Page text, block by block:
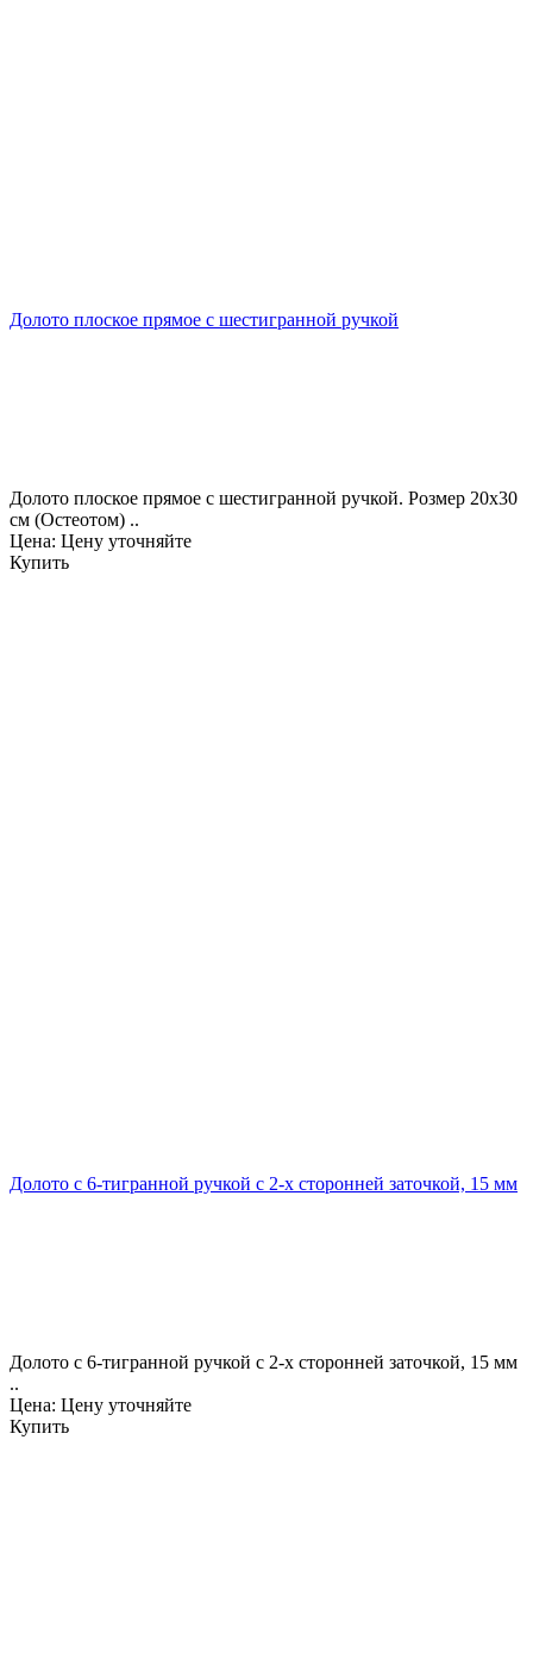
Долото плоское прямое с шестигранной ручкой
Долото плоское прямое с шестигранной ручкой. Розмер 20х30
см (Остеотом) ..
Цена: Цену уточняйте
Купить
Долото с 6-тигранной ручкой с 2-х сторонней заточкой, 15 мм
Долото с 6-тигранной ручкой с 2-х сторонней заточкой, 15 мм
..
Цена: Цену уточняйте
Купить